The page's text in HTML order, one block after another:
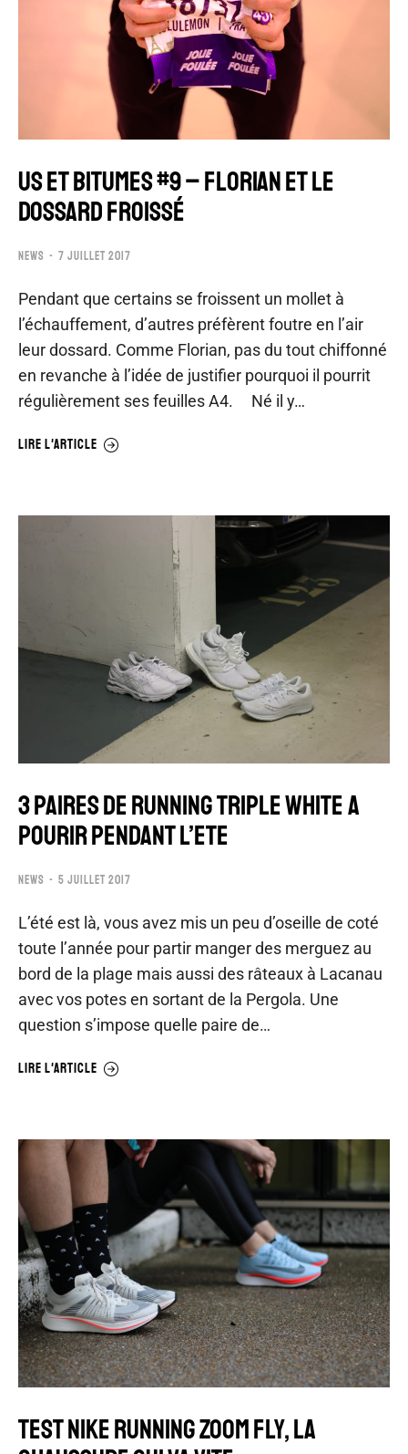
US ET BITUMES #9 – FLORIAN ET LE
DOSSARD FROISSÉ
NEWS 7 JUILLET 2017
Pendant que certains se froissent un mollet à
l’échauffement, d’autres préfèrent foutre en l’air
leur dossard. Comme Florian, pas du tout chiffonné
en revanche à l’idée de justifier pourquoi il pourrit
régulièrement ses feuilles A4. Né il y…
LIRE L'ARTICLE
3 PAIRES DE RUNNING TRIPLE WHITE A
POURIR PENDANT L’ETE
NEWS 5 JUILLET 2017
L’été est là, vous avez mis un peu d’oseille de coté
toute l’année pour partir manger des merguez au
bord de la plage mais aussi des râteaux à Lacanau
avec vos potes en sortant de la Pergola. Une
question s’impose quelle paire de…
LIRE L'ARTICLE
TEST NIKE RUNNING ZOOM FLY, LA